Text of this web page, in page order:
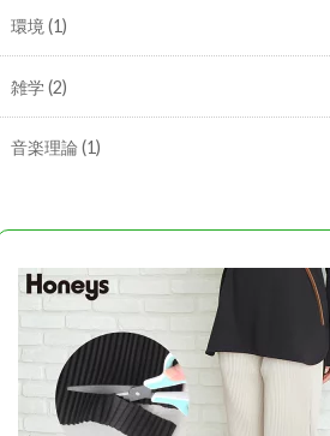
環境 (1)
雑学(2)
音楽理論(1)